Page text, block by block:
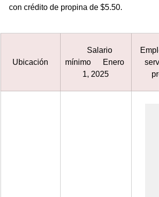
con crédito de propina de $5.50.
Ubicación
mínimo      Enero
1, 2025